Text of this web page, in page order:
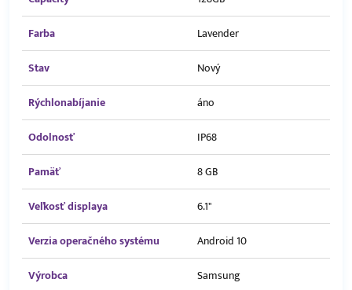
Farba
Lavender
Stav
Nový
Rýchlonabíjanie
áno
Odolnosť
IP68
Pamäť
8 GB
Veľkosť displaya
6.1"
Verzia operačného systému
Android 10
Výrobca
Samsung